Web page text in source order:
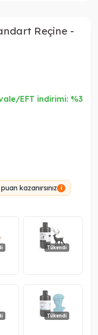
Reçine -
EFT indirimi: %3
kazanırsınız i
Tükendi
Tükendi